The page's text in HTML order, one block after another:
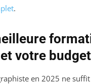
.
votre
en 2025 ne